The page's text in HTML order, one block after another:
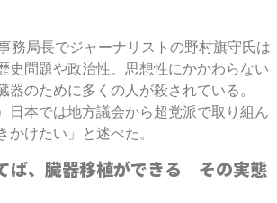
務局長でジャーナリストの野村旗守氏は
史問題や政治性、思想性にかかわらない
器のために多くの人が殺されている。
日本では地方議会から超党派で取り組ん
かけたい」と述べた。
ば、臓器移植ができる その実態